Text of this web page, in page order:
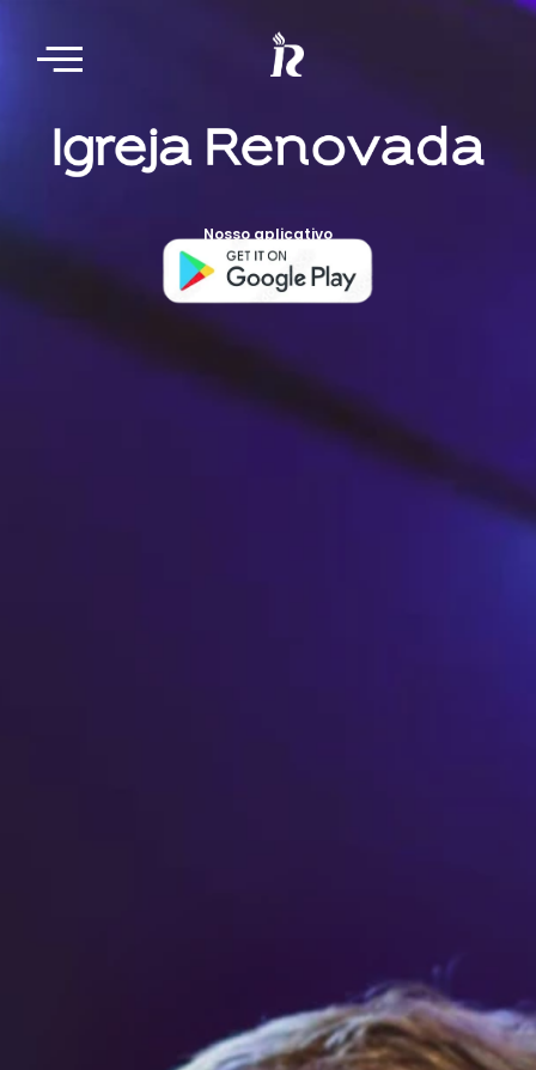
Nosso aplicativo